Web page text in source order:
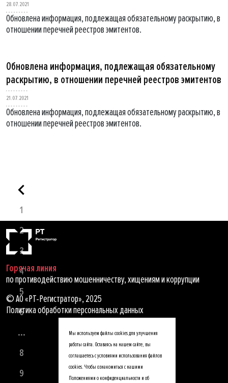
28.07.2021
Обновлена информация, подлежащая обязательному раскрытию, в
отношении перечней реестров эмитентов.
Обновлена информация, подлежащая обязательному
раскрытию, в отношении перечней реестров эмитентов
21.07.2021
Обновлена информация, подлежащая обязательному раскрытию, в
отношении перечней реестров эмитентов.
1
2
3
4
5
6
...
8
9
Горячая линия
по противодействию мошенничеству, хищениям и коррупции
© АО «РТ-Регистратор», 2025
Политика обработки персональных данных
Мы используем файлы cookies для улучшения
работы сайта. Оставаясь на нашем сайте, вы
соглашаетесь с условиями использования файлов
cookies. Чтобы ознакомиться с нашими
Положениями о конфиденциальности и об